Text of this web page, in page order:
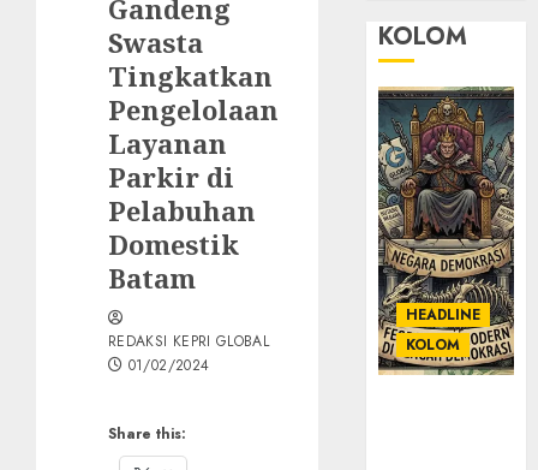
Gandeng
Swasta
Tingkatkan
Pengelolaan
Layanan
Parkir di
Pelabuhan
Domestik
Batam
Share this:
REDAKSI KEPRI GLOBAL
01/02/2024
KOLOM
HEADLINE
KOLOM